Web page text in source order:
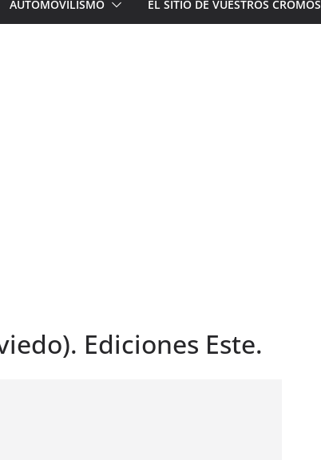
AUTOMOVILISMO EL SITIO DE VUESTROS CROMOS
Ediciones Este.